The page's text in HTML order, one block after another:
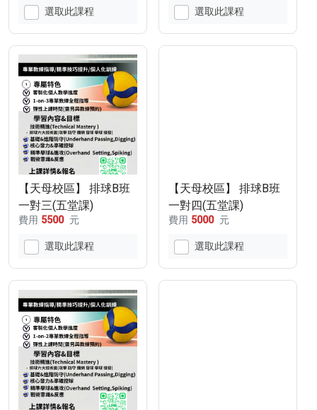
選取此課程 選取此課程
【天母校區】 排球B班
一對三(五堂課)
費用 5500 元
選取此課程
【天母校區】 排球B班
一對四(五堂課)
費用 5000 元
選取此課程